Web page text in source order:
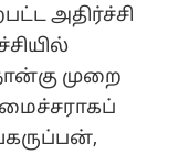
அதிர்ச்சி
முறை